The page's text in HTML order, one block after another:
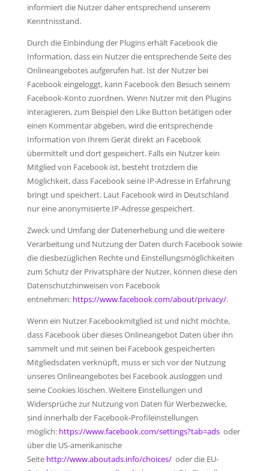
informiert die Nutzer daher entsprechend unserem
Kenntnisstand.
Durch die Einbindung der Plugins erhält Facebook die
Information, dass ein Nutzer die entsprechende Seite des
Onlineangebotes aufgerufen hat. Ist der Nutzer bei
Facebook eingeloggt, kann Facebook den Besuch seinem
Facebook-Konto zuordnen. Wenn Nutzer mit den Plugins
interagieren, zum Beispiel den Like Button betätigen oder
einen Kommentar abgeben, wird die entsprechende
Information von Ihrem Gerät direkt an Facebook
übermittelt und dort gespeichert. Falls ein Nutzer kein
Mitglied von Facebook ist, besteht trotzdem die
Möglichkeit, dass Facebook seine IP-Adresse in Erfahrung
bringt und speichert. Laut Facebook wird in Deutschland
nur eine anonymisierte IP-Adresse gespeichert.
Zweck und Umfang der Datenerhebung und die weitere
Verarbeitung und Nutzung der Daten durch Facebook sowie
die diesbezüglichen Rechte und Einstellungsmöglichkeiten
zum Schutz der Privatsphäre der Nutzer, können diese den
Datenschutzhinweisen von Facebook
entnehmen: https://www.facebook.com/about/privacy/.
Wenn ein Nutzer Facebookmitglied ist und nicht möchte,
dass Facebook über dieses Onlineangebot Daten über ihn
sammelt und mit seinen bei Facebook gespeicherten
Mitgliedsdaten verknüpft, muss er sich vor der Nutzung
unseres Onlineangebotes bei Facebook ausloggen und
seine Cookies löschen. Weitere Einstellungen und
Widersprüche zur Nutzung von Daten für Werbezwecke,
sind innerhalb der Facebook-Profileinstellungen
möglich: https://www.facebook.com/settings?tab=adsoder
über die US-amerikanische
Seite http://www.aboutads.info/choices/oder die EU-